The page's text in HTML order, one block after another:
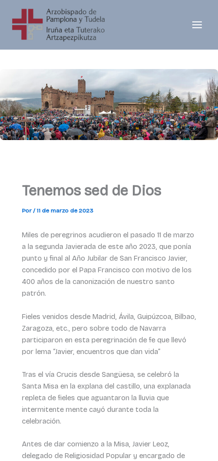
contenido
Tenemos sed de Dios
Por /11 de marzo de 2023
Miles de peregrinos acudieron el pasado 11 de marzo
a la segunda Javierada de este año 2023, que ponía
punto y final al Año Jubilar de San Francisco Javier,
concedido por el Papa Francisco con motivo de los
400 años de la canonización de nuestro santo
patrón.
Fieles venidos desde Madrid, Ávila, Guipúzcoa, Bilbao,
Zaragoza, etc., pero sobre todo de Navarra
participaron en esta peregrinación de fe que llevó
por lema “Javier, encuentros que dan vida”
Tras el vía Crucis desde Sangüesa, se celebró la
Santa Misa en la explana del castillo, una explanada
repleta de fieles que aguantaron la lluvia que
intermitente mente cayó durante toda la
celebración.
Antes de dar comienzo a la Misa, Javier Leoz,
delegado de Religiosidad Popular y encargado de